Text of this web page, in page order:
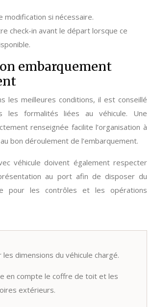
modification si nécessaire.
check-in avant le départ lorsque ce
embarquement
les meilleures conditions, il est conseillé
les formalités liées au véhicule. Une
renseignée facilite l’organisation à
bon déroulement de l’embarquement.
véhicule doivent également respecter
au port afin de disposer du
pour les contrôles et les opérations
les dimensions du véhicule chargé.
en compte le coffre de toit et les
extérieurs.